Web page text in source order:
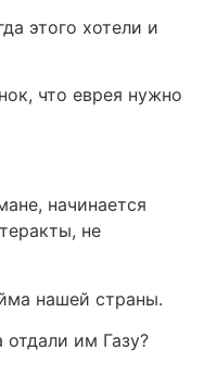
этого хотели и
что еврея нужно
начинается
не
нашей страны.
им Газу?